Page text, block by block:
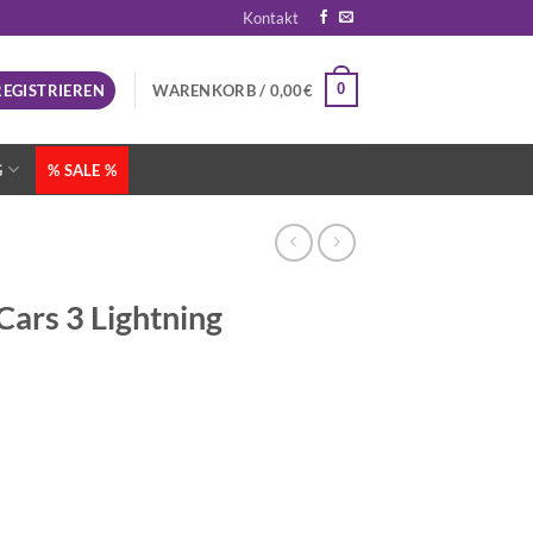
Kontakt
WARENKORB / 0,00€ 0
% SALE %
3 Lightning